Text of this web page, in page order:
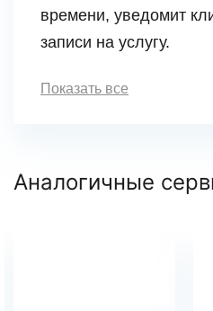
времени, уведомит
записи на услугу.
Показать все
Аналогичные